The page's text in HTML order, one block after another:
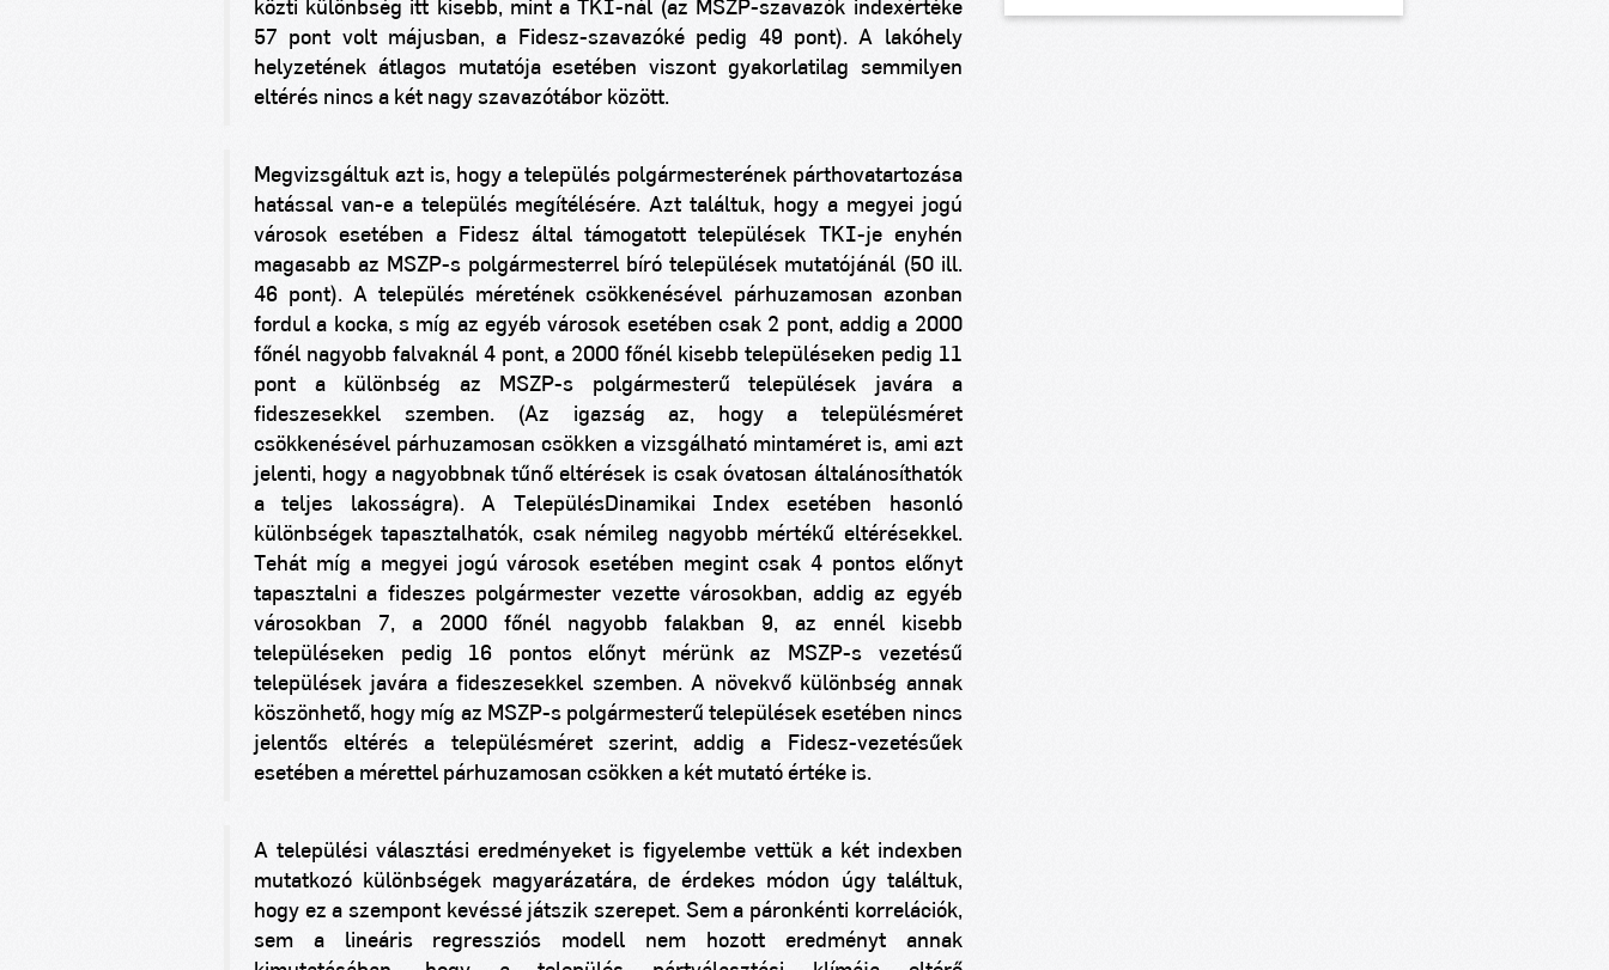
közti különbség itt kisebb, mint a TKI-nál (az MSZP-szavazók indexértéke
57 pont volt májusban, a Fidesz-szavazóké pedig 49 pont). A lakóhely
helyzetének átlagos mutatója esetében viszont gyakorlatilag semmilyen
eltérés nincs a két nagy szavazótábor között.
Megvizsgáltuk azt is, hogy a település polgármesterének párthovatartozása
hatással van-e a település megítélésére. Azt találtuk, hogy a megyei jogú
városok esetében a Fidesz által támogatott települések TKI-je enyhén
magasabb az MSZP-s polgármesterrel bíró települések mutatójánál (50 ill.
46 pont). A település méretének csökkenésével párhuzamosan azonban
fordul a kocka, s míg az egyéb városok esetében csak 2 pont, addig a 2000
főnél nagyobb falvaknál 4 pont, a 2000 főnél kisebb településeken pedig 11
pont a különbség az MSZP-s polgármesterű települések javára a
fideszesekkel szemben. (Az igazság az, hogy a településméret
csökkenésével párhuzamosan csökken a vizsgálható mintaméret is, ami azt
jelenti, hogy a nagyobbnak tűnő eltérések is csak óvatosan általánosíthatók
a teljes lakosságra). A TelepülésDinamikai Index esetében hasonló
különbségek tapasztalhatók, csak némileg nagyobb mértékű eltérésekkel.
Tehát míg a megyei jogú városok esetében megint csak 4 pontos előnyt
tapasztalni a fideszes polgármester vezette városokban, addig az egyéb
városokban 7, a2000 főnél nagyobb falakban 9, az ennél kisebb
településeken pedig 16 pontos előnyt mérünk az MSZP-s vezetésű
települések javára a fideszesekkel szemben. A növekvő különbség annak
köszönhető, hogy míg az MSZP-s polgármesterű települések esetében nincs
jelentős eltérés a településméret szerint, addig a Fidesz-vezetésűek
esetében a mérettel párhuzamosan csökken a két mutató értéke is.
A települési választási eredményeket is figyelembe vettük a két indexben
mutatkozó különbségek magyarázatára, de érdekes módon úgy találtuk,
hogy ez a szempont kevéssé játszik szerepet. Sem a páronkénti korrelációk,
sem a lineáris regressziós modell nem hozott eredményt annak